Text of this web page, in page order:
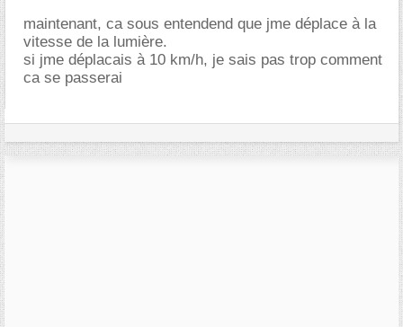
maintenant, ca sous entendend que jme déplace à la
vitesse de la lumière.
si jme déplacais à 10 km/h, je sais pas trop comment
ca se passerai